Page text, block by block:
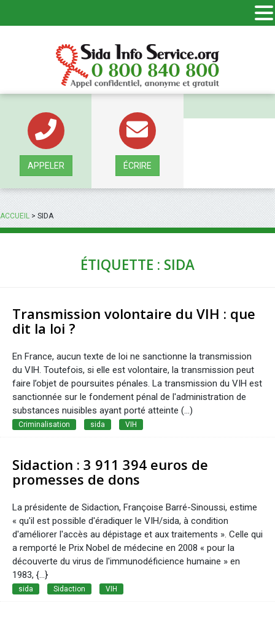
APPELER ÉCRIRE
ACCUEIL>SIDA
ÉTIQUETTE : SIDA
Transmission volontaire du VIH : que
dit la loi ?
En France, aucun texte de loi ne sanctionne la transmission
du VIH. Toutefois, si elle est volontaire, la transmission peut
faire l’objet de poursuites pénales. La transmission du VIH est
sanctionnée sur le fondement pénal de l'administration de
substances nuisibles ayant porté atteinte (...)
Criminalisation sida VIH
Sidaction : 3 911 394 euros de
promesses de dons
La présidente de Sidaction, Françoise Barré-Sinoussi, estime
« qu'il est possible d'éradiquer le VIH/sida, à condition
d'améliorer l'accès au dépistage et aux traitements ». Celle qui
a remporté le Prix Nobel de médecine en 2008 « pour la
découverte du virus de l'immunodéficience humaine » en
1983, {...}
sida Sidaction VIH